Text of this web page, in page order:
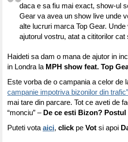
daca e sa fiu mai exact, show-ul
Gear va avea un show live unde
alte lucruri marca Top Gear.
ajutorul vostru, atat a cititorilor
Haideti sa dam o mana de ajutor in
in Londra la MPH show feat. Top
Este vorba de o campania a celor de
campanie impotriva bizonilor din trafic”
mai tare din parcare. Tot ce aveti de
“monciu” – De ce esti Bizon?
Puteti vota aici, click pe Vot si apoi